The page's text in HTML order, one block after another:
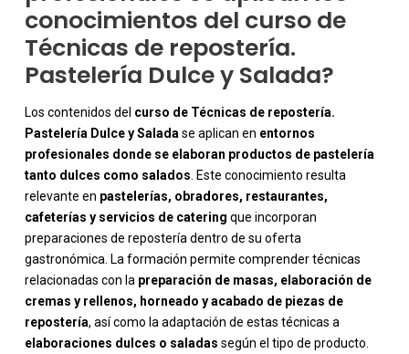
conocimientos del curso de
Técnicas de repostería.
Pastelería Dulce y Salada?
Los contenidos del curso de Técnicas de repostería.
Pastelería Dulce y Saladase aplican en entornos
profesionales donde se elaboran productos de pastelería
tanto dulces como salados. Este conocimiento resulta
relevante en pastelerías, obradores, restaurantes,
cafeterías y servicios de catering que incorporan
preparaciones de repostería dentro de su oferta
gastronómica. La formación permite comprender técnicas
relacionadas con la preparación de masas, elaboración de
cremas y rellenos, horneado y acabado de piezas de
repostería, así como la adaptación de estas técnicas a
elaboraciones dulces o saladas según el tipo de producto.
-